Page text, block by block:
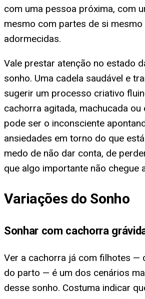
com uma pessoa próxima, com
mesmo com partes de si mesmo
adormecidas.
Vale prestar atenção no estado
sonho. Uma cadela saudável e
sugerir um processo criativo
cachorra agitada, machucada
pode ser o inconsciente
ansiedades em torno do que
medo de não dar conta, de
que algo importante não chegue
Variações do Sonho
Sonhar com cachorra
Ver a cachorra já com filhotes —
do parto — é um dos cenários
desse sonho. Costuma indicar